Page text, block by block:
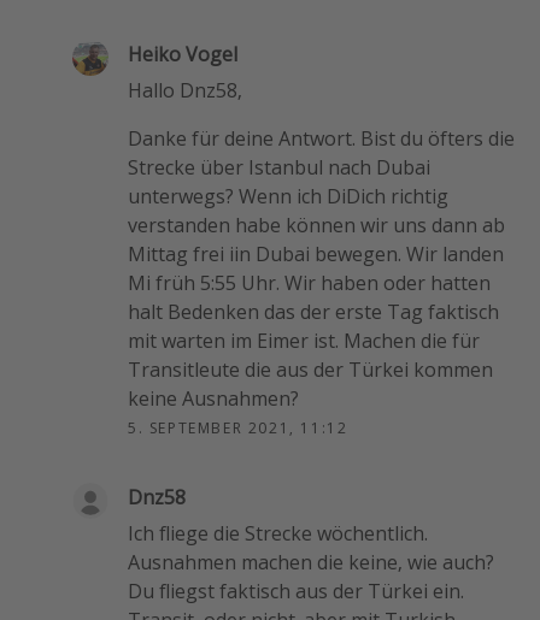
Heiko Vogel
Hallo Dnz58,
Danke für deine Antwort. Bist du öfters die
Strecke über Istanbul nach Dubai
unterwegs? Wenn ich DiDich richtig
verstanden habe können wir uns dann ab
Mittag frei iin Dubai bewegen. Wir landen
Mi früh 5:55 Uhr. Wir haben oder hatten
halt Bedenken das der erste Tag faktisch
mit warten im Eimer ist. Machen die für
Transitleute die aus der Türkei kommen
keine Ausnahmen?
5. SEPTEMBER 2021, 11:12
Dnz58
Ich fliege die Strecke wöchentlich.
Ausnahmen machen die keine, wie auch?
Du fliegst faktisch aus der Türkei ein.